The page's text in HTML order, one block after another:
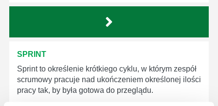
SPRINT
Sprint to określenie krótkiego cyklu, w którym zespół
scrumowy pracuje nad ukończeniem określonej ilości
pracy tak, by była gotowa do przeglądu.